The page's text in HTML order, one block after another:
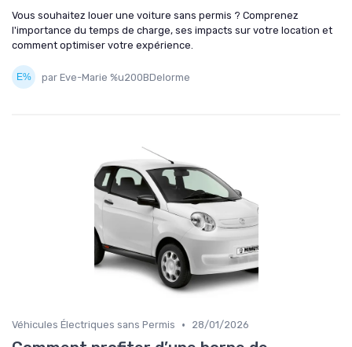
Vous souhaitez louer une voiture sans permis ? Comprenez
l'importance du temps de charge, ses impacts sur votre location et
comment optimiser votre expérience.
par Eve-Marie %u200BDelorme
Véhicules Électriques sans Permis • 28/01/2026